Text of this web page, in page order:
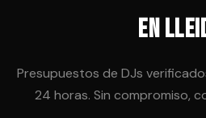
en
Presupuestos de DJs
24 horas. Sin compromiso,